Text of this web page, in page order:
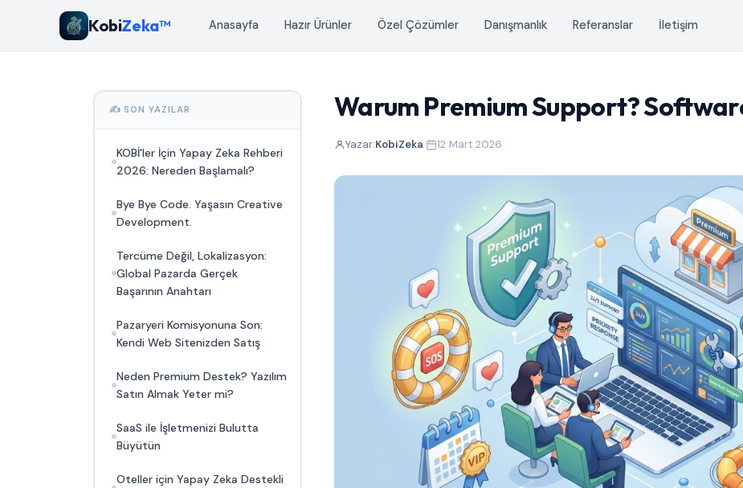
KobiZeka™ Anasayfa Hazır Ürünler Özel Çözümler Danışmanlık Referanslar İletişim
✍️ SON YAZILAR
KOBİ'ler İçin Yapay Zeka Rehberi
2026: Nereden Başlamalı?
Bye Bye Code. Yaşasın Creative
Development.
Tercüme Değil, Lokalizasyon:
Global Pazarda Gerçek
Başarının Anahtarı
Pazaryeri Komisyonuna Son:
Kendi Web Sitenizden Satış
Neden Premium Destek? Yazılım
Satın Almak Yeter mi?
SaaS ile İşletmenizi Bulutta
Büyütün
Oteller için Yapay Zeka Destekli
Warum Premium Support?
Yazar:KobiZeka 12 Mart 2026